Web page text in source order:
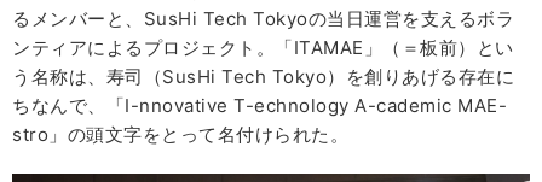
るメンバーと、SusHi Tech Tokyoの当日運営を支えるボラ
ンティアによるプロジェクト。「ITAMAE」（＝板前）とい
う名称は、寿司（SusHi Tech Tokyo）を創りあげる存在に
ちなんで、「I-nnovative T-echnology A-cademic MAE-
stro」の頭文字をとって名付けられた。